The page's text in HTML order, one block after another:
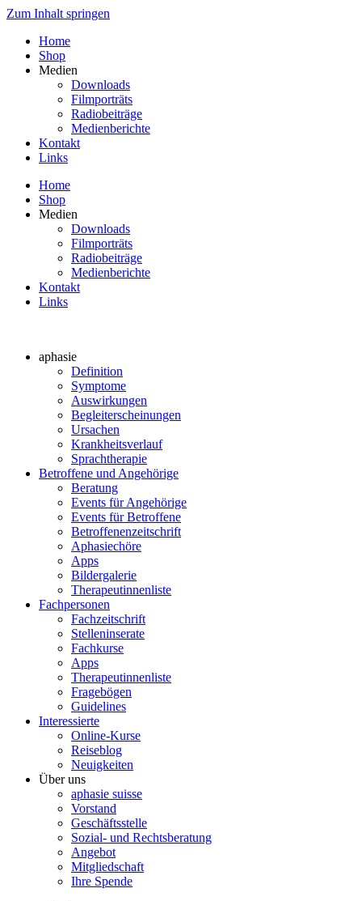
Zum Inhalt springen
Home
Shop
Medien
Downloads
Filmporträts
Radiobeiträge
Medienberichte
Kontakt
Links
Home
Shop
Medien
Downloads
Filmporträts
Radiobeiträge
Medienberichte
Kontakt
Links
aphasie
Definition
Symptome
Auswirkungen
Begleiterscheinungen
Ursachen
Krankheitsverlauf
Sprachtherapie
Betroffene und Angehörige
Beratung
Events für Angehörige
Events für Betroffene
Betroffenenzeitschrift
Aphasiechöre
Apps
Bildergalerie
Therapeutinnenliste
Fachpersonen
Fachzeitschrift
Stelleninserate
Fachkurse
Apps
Therapeutinnenliste
Fragebögen
Guidelines
Interessierte
Online-Kurse
Reiseblog
Neuigkeiten
Über uns
aphasie suisse
Vorstand
Geschäftsstelle
Sozial- und Rechtsberatung
Angebot
Mitgliedschaft
Ihre Spende